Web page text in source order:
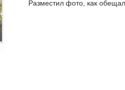
Разместил фото, как